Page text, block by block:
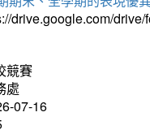
drive.google.com/
競賽
處
07-16